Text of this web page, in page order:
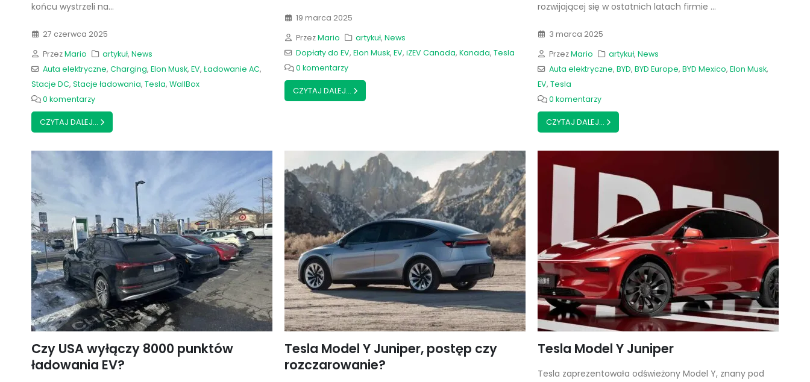
końcu wystrzeli na...
27 czerwca 2025
PrzezMario artykuł,News
Auta elektryczne, Charging, Elon Musk, EV, Ładowanie AC,
Stacje DC, Stacje ładowania, Tesla, WallBox
0 komentarzy
CZYTAJ DALEJ...
19 marca 2025
PrzezMario artykuł,News
Dopłaty do EV, Elon Musk, EV, iZEV Canada, Kanada, Tesla
0 komentarzy
CZYTAJ DALEJ...
rozwijającej się w ostatnich latach firmie ...
3 marca 2025
PrzezMario artykuł,News
Auta elektryczne, BYD, BYD Europe, BYD Mexico, Elon Musk,
EV, Tesla
0 komentarzy
CZYTAJ DALEJ...
Czy USA wyłączy 8000 punktów
ładowania EV?
Tesla Model Y Juniper, postęp czy
rozczarowanie?
Tesla Model Y Juniper
Tesla zaprezentowała odświeżony Model Y, znany pod